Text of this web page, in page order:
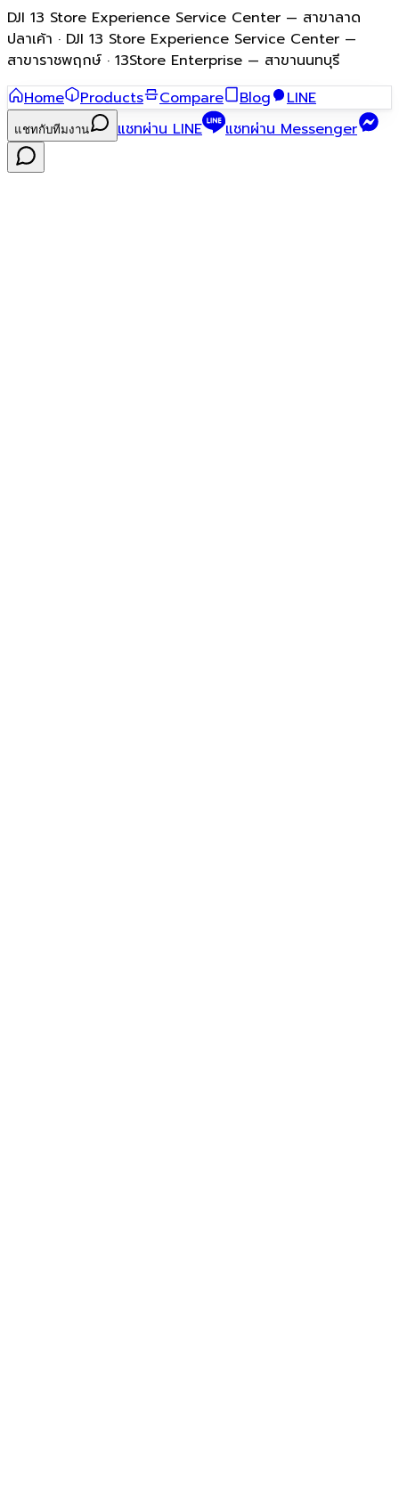
DJI 13 Store Experience Service Center — สาขาลาด
ปลาเค้า · DJI 13 Store Experience Service Center —
สาขาราชพฤกษ์ · 13Store Enterprise — สาขานนทบุรี
Home
Products Compare Blog LINE
แชทกับทีมงาน แชทผ่าน LINE แชทผ่าน Messenger